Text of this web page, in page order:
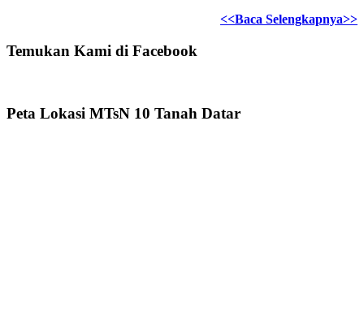
<<Baca Selengkapnya>>
Temukan Kami di Facebook
Peta Lokasi MTsN 10 Tanah Datar